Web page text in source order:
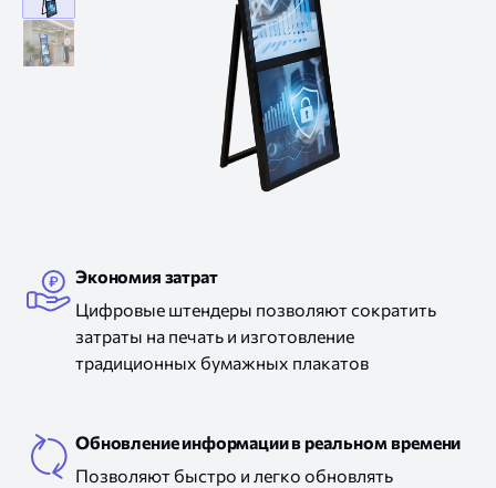
цифровой
штендер
Экономия затрат
Цифровые штендеры позволяют сократить
затраты на печать и изготовление
традиционных бумажных плакатов
Обновление информациив реальном времени
Позволяют быстро и легко обновлять